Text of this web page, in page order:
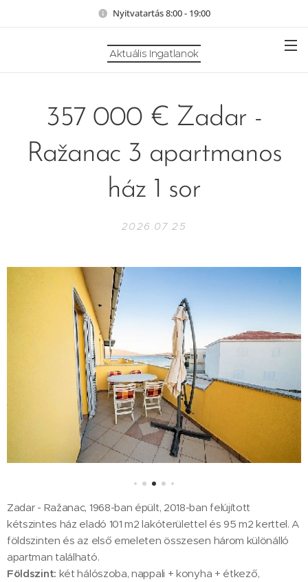
Nyitvatartás 8:00 - 19:00
Aktuális Ingatlanok
357 000 € Zadar -
Ražanac 3 apartmanos
ház 1 sor
2026.07.25
Zadar - Ražanac, 1968-ban épült, 2018-ban felújított
kétszintes ház eladó 101 m2 lakóterülettel és 95 m2 kerttel. A
földszinten és az első emeleten összesen három különálló
apartman található.
Földszint: két hálószoba, nappali + konyha + étkező,